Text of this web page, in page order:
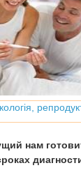
нам